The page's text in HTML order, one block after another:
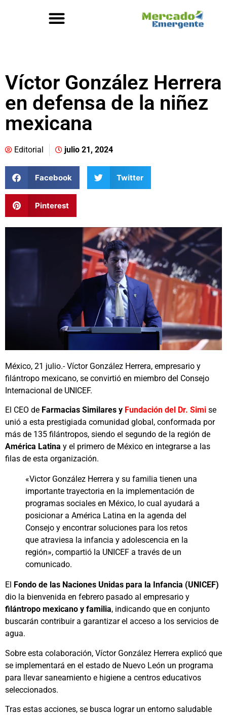
Víctor González Herrera
en defensa de la niñez
mexicana
Editorial julio 21, 2024
Facebook Twitter
Pinterest
México, 21 julio.- Víctor González Herrera, empresario y
filántropo mexicano, se convirtió en miembro del Consejo
Internacional de UNICEF.
El CEO de Farmacias Similares y Fundación del Dr. Simi se
unió a esta prestigiada comunidad global, conformada por
más de 135 filántropos, siendo el segundo de la región de
América Latina y el primero de México en integrarse a las
filas de esta organización.
«Victor González Herrera y su familia tienen una
importante trayectoria en la implementación de
programas sociales en México, lo cual ayudará a
posicionar a América Latina en la agenda del
Consejo y encontrar soluciones para los retos
que atraviesa la infancia y adolescencia en la
región», compartió la UNICEF a través de un
comunicado.
El Fondo de las Naciones Unidas para la Infancia (UNICEF)
dio la bienvenida en febrero pasado al empresario y
filántropo mexicano y familia, indicando que en conjunto
buscarán contribuir a garantizar el acceso a los servicios de
agua.
Sobre esta colaboración, Víctor González Herrera explicó que
se implementará en el estado de Nuevo León un programa
para llevar saneamiento e higiene a centros educativos
seleccionados.
Tras estas acciones, se busca lograr un entorno saludable